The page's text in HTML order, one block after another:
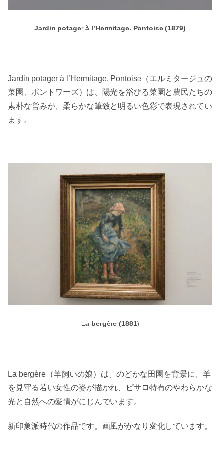
Jardin potager à l’Hermitage. Pontoise (1879)
Jardin potager à l’Hermitage, Pontoise（エルミタージュの
菜園、ポントワーズ）は、陽光を浴びる菜園と農民たちの
素朴な営みが、柔らかな筆致と明るい色彩で表現されてい
ます。
La bergère (1881)
La bergère（羊飼いの娘）は、のどかな田園を背景に、羊
を見守る若い女性の姿が描かれ、ピサロ特有のやわらかな
光と自然への愛情がにじんでいます。
新印象派時代の作品です。画風がかなり変化しています。